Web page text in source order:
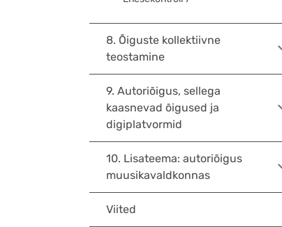
8. Õiguste kollektiivne
teostamine
9. Autoriõigus, sellega
kaasnevad õigused ja
digiplatvormid
10. Lisateema: autoriõigus
muusikavaldkonnas
Viited